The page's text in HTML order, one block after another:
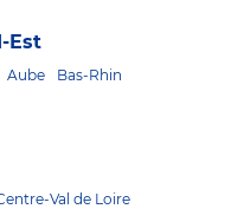
Est
Aube
Bas-Rhin
Val de Loire